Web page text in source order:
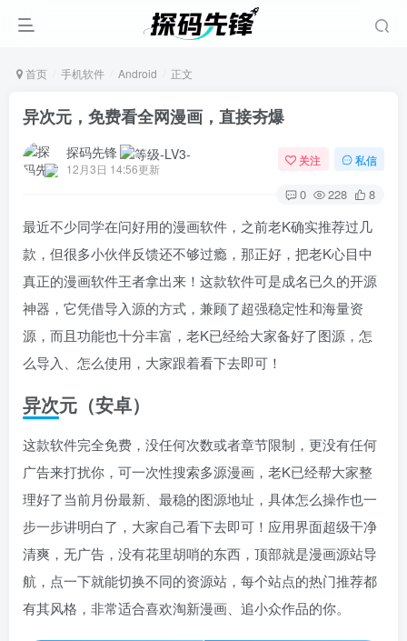
首页 手机软件 Android 正文
异次元，免费看全网漫画，直接夯爆
探码先锋
12月3日 14:56更新
关注 私信
0 228 8
最近不少同学在问好用的漫画软件，之前老K确实推荐过几
款，但很多小伙伴反馈还不够过瘾，那正好，把老K心目中
真正的漫画软件王者拿出来！这款软件可是成名已久的开源
神器，它凭借导入源的方式，兼顾了超强稳定性和海量资
源，而且功能也十分丰富，老K已经给大家备好了图源，怎
么导入、怎么使用，大家跟着看下去即可！
异次元（安卓）
这款软件完全免费，没任何次数或者章节限制，更没有任何
广告来打扰你，可一次性搜索多源漫画，老K已经帮大家整
理好了当前月份最新、最稳的图源地址，具体怎么操作也一
步一步讲明白了，大家自己看下去即可！应用界面超级干净
清爽，无广告，没有花里胡哨的东西，顶部就是漫画源站导
航，点一下就能切换不同的资源站，每个站点的热门推荐都
有其风格，非常适合喜欢淘新漫画、追小众作品的你。